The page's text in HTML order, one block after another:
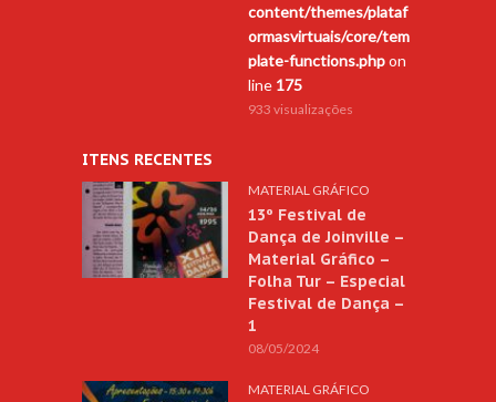
content/themes/plataf
ormasvirtuais/core/tem
plate-functions.phpon
line 175
933 visualizações
ITENS RECENTES
MATERIAL GRÁFICO
13º Festival de
Dança de Joinville –
Material Gráfico –
Folha Tur – Especial
Festival de Dança –
1
08/05/2024
MATERIAL GRÁFICO